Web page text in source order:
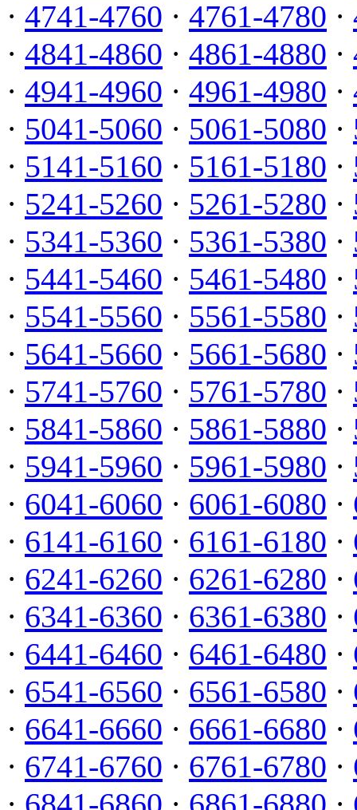
· 4741-4760 · 4761-4780 ·
· 4841-4860 · 4861-4880 ·
· 4941-4960 · 4961-4980 ·
· 5041-5060 · 5061-5080 ·
· 5141-5160 · 5161-5180 ·
· 5241-5260 · 5261-5280 ·
· 5341-5360 · 5361-5380 ·
· 5441-5460 · 5461-5480 ·
· 5541-5560 · 5561-5580 ·
· 5641-5660 · 5661-5680 ·
· 5741-5760 · 5761-5780 ·
· 5841-5860 · 5861-5880 ·
· 5941-5960 · 5961-5980 ·
· 6041-6060 · 6061-6080 ·
· 6141-6160 · 6161-6180 ·
· 6241-6260 · 6261-6280 ·
· 6341-6360 · 6361-6380 ·
· 6441-6460 · 6461-6480 ·
· 6541-6560 · 6561-6580 ·
· 6641-6660 · 6661-6680 ·
· 6741-6760 · 6761-6780 ·